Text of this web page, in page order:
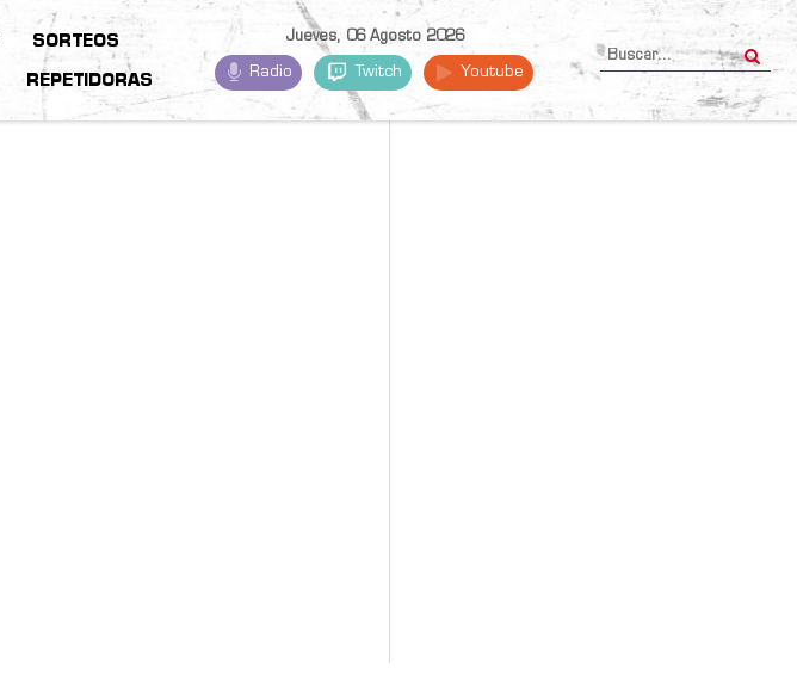
SORTEOS
REPETIDORAS
Jueves, 06 Agosto 2026
Radio Twitch Youtube